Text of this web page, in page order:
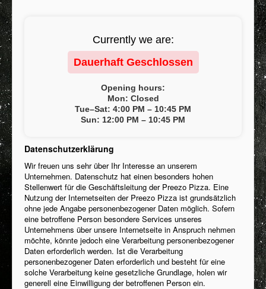
Mindestbestellwert
Kontakt / Anregungen
Inhaltsstoffe / Allergene
FAQ
Datenschutzerklärung
Mein Konto
Speisekarte
Cookies Info
Currently we are:
Dauerhaft Geschlossen
Opening hours:
Mon: Closed
Tue–Sat: 4:00 PM – 10:45 PM
Sun: 12:00 PM – 10:45 PM
Datenschutzerklärung
Wir freuen uns sehr über Ihr Interesse an unserem
Unternehmen. Datenschutz hat einen besonders hohen
Stellenwert für die Geschäftsleitung der Preezo Pizza. Eine
Nutzung der Internetseiten der Preezo Pizza ist grundsätzlich
ohne jede Angabe personenbezogener Daten möglich. Sofern
eine betroffene Person besondere Services unseres
Unternehmens über unsere Internetseite in Anspruch nehmen
möchte, könnte jedoch eine Verarbeitung personenbezogener
Daten erforderlich werden. Ist die Verarbeitung
personenbezogener Daten erforderlich und besteht für eine
solche Verarbeitung keine gesetzliche Grundlage, holen wir
generell eine Einwilligung der betroffenen Person ein.